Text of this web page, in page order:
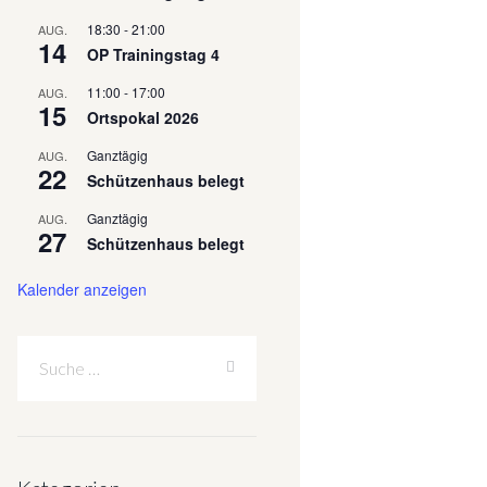
AUG.
14
18:30 -21:00
OP Trainingstag 4
AUG.
15
11:00 - 17:00
Ortspokal 2026
AUG.
22
Ganztägig
Schützenhaus belegt
AUG.
27
Ganztägig
Schützenhaus belegt
Kalender anzeigen